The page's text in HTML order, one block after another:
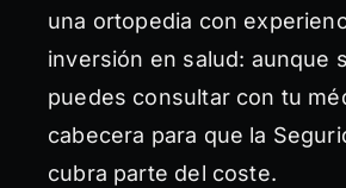
una ortopedia con
inversión en salud: aunque
puedes consultar con tu
cabecera para que la
cubra parte del coste.